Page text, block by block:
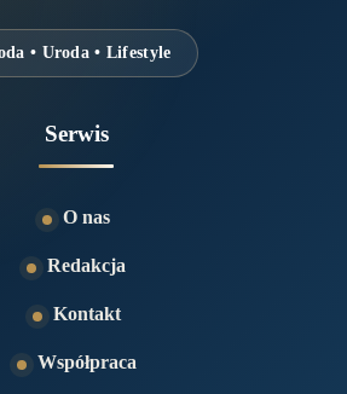
• Uroda • Lifestyle
Serwis
O nas
Redakcja
Kontakt
Współpraca